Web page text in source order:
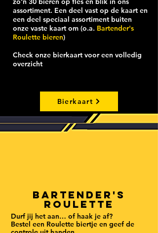
assortiment. Een deel vast op de kaart en
een deel speciaal assortiment buiten
onze vaste kaart om (o.a. Bartender's
Roulette bieren)
Check onze bierkaart voor een volledig
overzicht
Bierkaart
Bartender's
ROulette
Durf jij het aan… of haak je af?
Bestel een Roulette biertje en geef de